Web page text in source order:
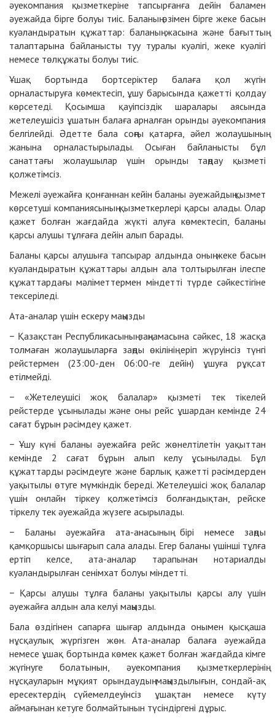
әуекомпания қызметкеріне тапсырғанға дейін баламен
әуежайда бірге болуы тиіс. Баланың өзімен бірге жеке басын
куәландыратын құжаттар: баланың жасына және бағыттың
талаптарына байланысты туу туралы куәлігі, жеке куәлігі
немесе төлқұжаты болуы тиіс.
Ұшақ бортында бортсеріктер балаға қол жүгін
орналастыруға көмектесіп, ұшу барысында қажетті қолдау
көрсетеді. Қосымша қауіпсіздік шаралары аясында
жетелеушісіз ұшатын балаға арналған орынды әуекомпания
белгілейді. Әдетте бала соңғы қатарға, әйел жолаушының
жанына орналастырылады. Осыған байланысты бұл
санаттағы жолаушылар үшін орынды таңдау қызметі
қолжетімсіз.
Межелі әуежайға қонғаннан кейін баланы әуежайдың қызмет
көрсетуші компаниясының қызметкерлері қарсы алады. Олар
қажет болған жағдайда жүкті алуға көмектесіп, баланы
қарсы алушы тұлғаға дейін алып барады.
Баланы қарсы алушыға тапсырар алдында оның жеке басын
куәландыратын құжаттары алдын ала толтырылған ілеспе
құжаттардағы мәліметтермен міндетті түрде сәйкестігіне
тексеріледі.
Ата-аналар үшін ескеру маңызды
− Қазақстан Республикасының заңнамасына сәйкес, 18 жасқа
толмаған жолаушыларға заңды өкілінің еріп жүруінсіз түнгі
рейстермен (23:00-ден 06:00-ге дейін) ұшуға рұқсат
етілмейді.
− «Жетелеушісі жоқ балалар» қызметі тек тікелей
рейстерде ұсынылады және оны рейс ұшардан кемінде 24
сағат бұрын рәсімдеу қажет.
− Ұшу күні баланы әуежайға рейс жөнелтілетін уақыттан
кемінде 2 сағат бұрын алып келу ұсынылады. Бұл
құжаттарды рәсімдеуге және барлық қажетті рәсімдерден
уақытылы өтуге мүмкіндік береді. Жетелеушісі жоқ балалар
үшін онлайн тіркеу қолжетімсіз болғандықтан, рейске
тіркелу тек әуежайда жүзеге асырылады.
− Баланы әуежайға ата-анасының бірі немесе заңды
қамқоршысы шығарып сала алады. Егер баланы үшінші тұлға
ертіп келсе, ата-аналар тарапынан нотариалды
куәландырылған сенімхат болуы міндетті.
− Қарсы алушы тұлға баланы уақытылы қарсы алу үшін
әуежайға алдын ала келуі маңызды.
Бала өздігінен сапарға шығар алдында онымен қысқаша
нұсқаулық жүргізген жөн. Ата-аналар балаға әуежайда
немесе ұшақ бортында көмек қажет болған жағдайда кімге
жүгінуге болатынын, әуекомпания қызметкерлерінің
нұсқауларын мұқият орындаудың маңыздылығын, сондай-ақ
ересектердің сүйемелдеуінсіз ұшақтан немесе күту
аймағынан кетуге болмайтынын түсіндіргені дұрыс.